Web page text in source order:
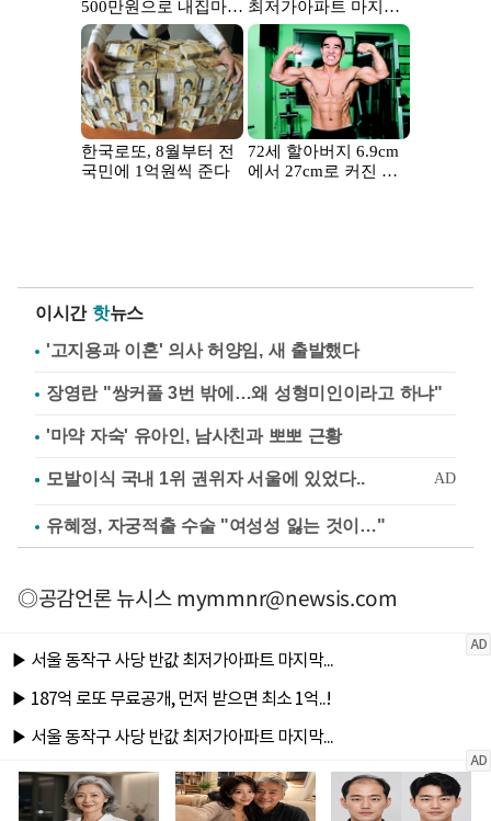
이시간 핫뉴스
'고지용과 이혼' 의사 허양임, 새 출발했다
장영란 "쌍커풀 3번 밖에…왜 성형미인이라고 하냐"
'마약 자숙' 유아인, 남사친과 뽀뽀 근황
유혜정, 자궁적출 수술 "여성성 잃는 것이…"
◎공감언론 뉴시스mymmnr@newsis.com